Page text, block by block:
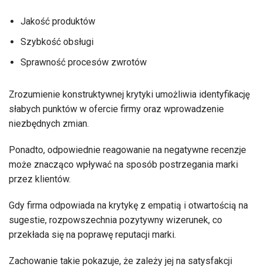
Jakość produktów
Szybkość obsługi
Sprawność procesów zwrotów
Zrozumienie konstruktywnej krytyki umożliwia identyfikację
słabych punktów w ofercie firmy oraz wprowadzenie
niezbędnych zmian.
Ponadto, odpowiednie reagowanie na negatywne recenzje
może znacząco wpływać na sposób postrzegania marki
przez klientów.
Gdy firma odpowiada na krytykę z empatią i otwartością na
sugestie, rozpowszechnia pozytywny wizerunek, co
przekłada się na poprawę reputacji marki.
Zachowanie takie pokazuje, że zależy jej na satysfakcji